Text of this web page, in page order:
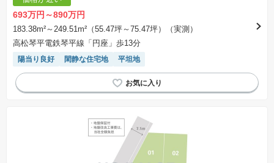
693万円～890万円
183.38m²～249.51m²（55.47坪～75.47坪）（実測）
高松琴平電鉄琴平線「円座」歩13分
陽当り良好 閑静な住宅地 平坦地